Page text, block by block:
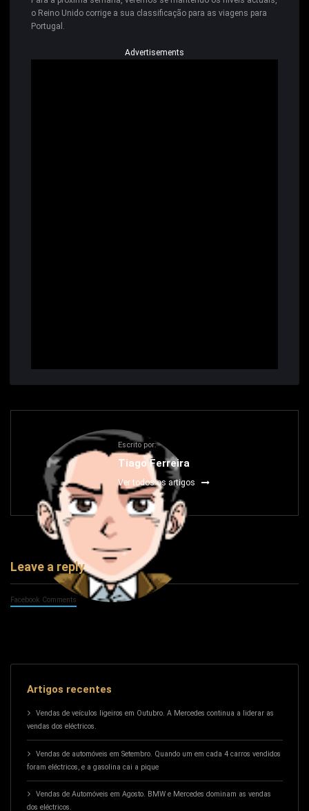
o Reino Unido corrige a sua classificação para as viagens para
Portugal.
Advertisements
Escrito por:
Tiago Ferreira
Ver todos os artigos
Leave a reply
Facebook Comments
Artigos recentes
Vendas de veículos ligeiros em Outubro. A Mercedes continua a liderar as
vendas dos eléctricos.
Vendas de automóveis em Setembro. Quando um em cada 4 carros vendidos
foram eléctricos, e a gasolina cai a pique
Vendas de Automóveis em Agosto. BMW e Mercedes dominam as vendas
dos eléctricos.